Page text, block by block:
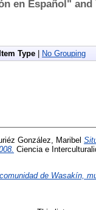
en Español" and
Item Type No Grouping
González, Maribel
Ciencia e
de Wasakín,